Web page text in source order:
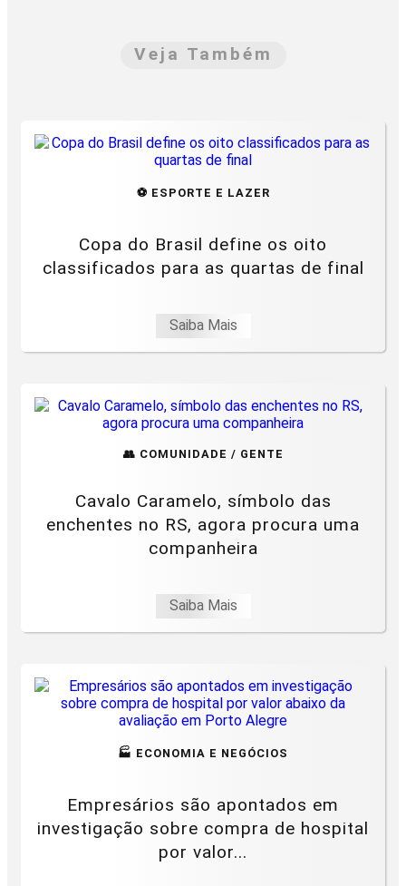
Veja Também
⚽ ESPORTE E LAZER
Copa do Brasil define os oito
classificados para as quartas de final
Saiba Mais
👥 COMUNIDADE / GENTE
Cavalo Caramelo, símbolo das
enchentes no RS, agora procura uma
companheira
Saiba Mais
🏭 ECONOMIA E NEGÓCIOS
Empresários são apontados em
investigação sobre compra de hospital
por valor...